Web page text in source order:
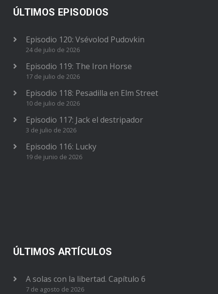
ÚLTIMOS EPISODIOS
Episodio 120: Vsévolod Pudovkin
24 de julio de 2026
Episodio 119: The Iron Horse
17 de julio de 2026
Episodio 118: Pesadilla en Elm Street
10 de julio de 2026
Episodio 117: Jack el destripador
3 de julio de 2026
Episodio 116: Lucky
19 de junio de 2026
ÚLTIMOS ARTÍCULOS
A solas con la libertad. Capítulo 6
7 de agosto de 2026